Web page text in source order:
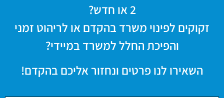
2 או חדש?
זקוקים לפינוי משרד בהקדם או לריהוט זמני
והפיכת החלל למשרד במיידי?
השאירו לנו פרטים ונחזור אליכם בהקדם!